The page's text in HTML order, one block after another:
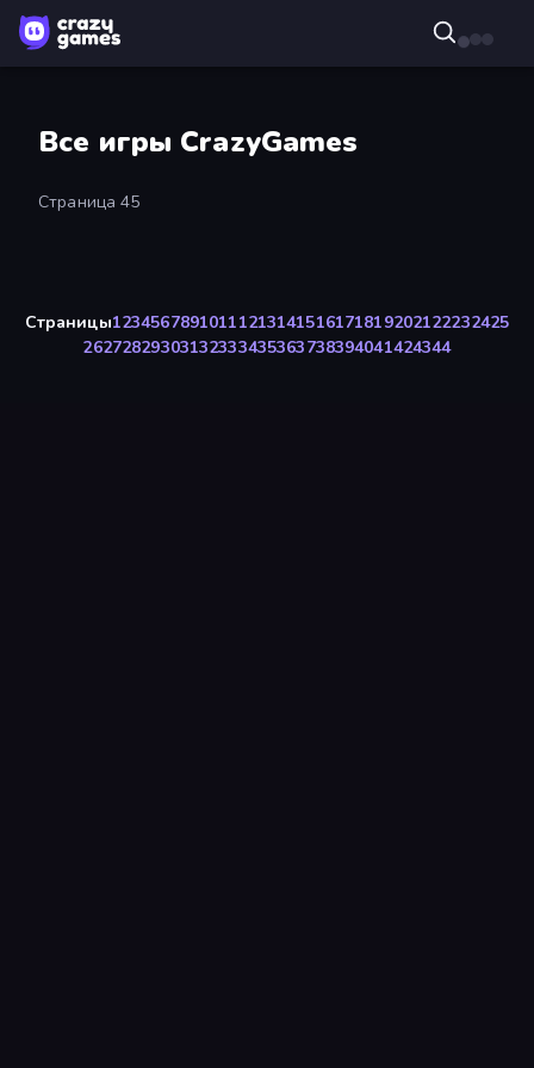
Все игры CrazyGames
Страница 45
Страницы12345678910111213141516171819202122232425
26272829303132333435363738394041424344